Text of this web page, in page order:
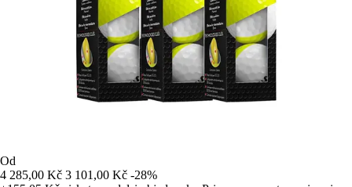
Od
4 285,00 Kč 3 101,00 Kč -28%